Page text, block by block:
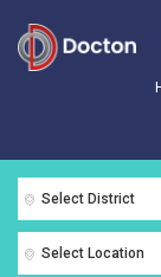
Select District
Select Location